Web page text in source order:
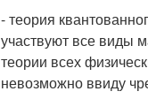
- теория
участвуют все виды
теории всех
невозможно ввиду